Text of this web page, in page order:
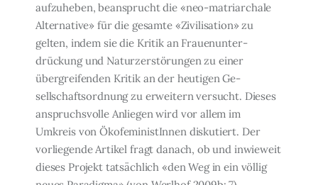
aufzuheben, beansprucht die «neo-matriarchale
Al­ternative» für die gesamte «Zivilisation» zu
gelten, indem sie die Kritik an Frauenunter­
drückung und Naturzerstörungen zu einer
übergreifenden Kritik an der heutigen Ge­
sellschaftsordnung zu erweitern versucht. Dieses
anspruchsvolle Anliegen wird vor allem im
Umkreis von ÖkofeministInnen diskutiert. Der
vorliegende Artikel fragt danach, ob und inwieweit
dieses Projekt tatsächlich «den Weg in ein völlig